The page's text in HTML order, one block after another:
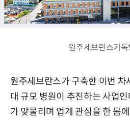
원주세브란스기
원주세브란스가 구축한 이번 차
대 규모 병원이 추진하는 사업
가 맞물리며 업계 관심을 한 몸